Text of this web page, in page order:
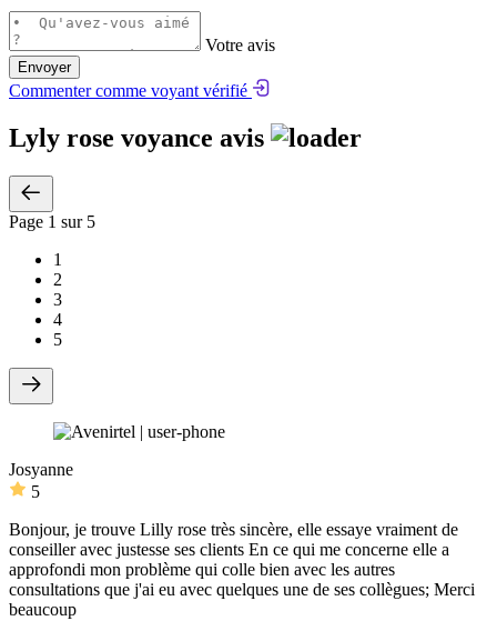
Votre avis
Envoyer
Commenter comme voyant vérifié
Lyly rose voyance avis
Page 1 sur 5
1
2
3
4
5
Josyanne
5
Bonjour, je trouve Lilly rose très sincère, elle essaye vraiment de
conseiller avec justesse ses clients En ce qui me concerne elle a
approfondi mon problème qui colle bien avec les autres
consultations que j'ai eu avec quelques une de ses collègues; Merci
beaucoup